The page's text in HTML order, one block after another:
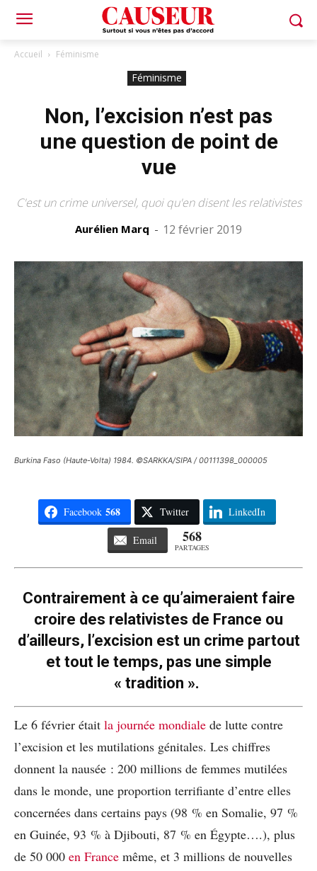
Accueil Féminisme
Féminisme
Non, l’excision n’est pas
une question de point de
vue
C'est un crime universel, quoi qu'en disent les relativistes
Aurélien Marq - 12 février 2019
Burkina Faso (Haute-Volta) 1984. ©SARKKA/SIPA / 00111398_000005
Facebook 568 Twitter LinkedIn
Email 568
PARTAGES
Contrairement à ce qu’aimeraient faire
croire des relativistes de France ou
d’ailleurs, l’excision est un crime partout
et tout le temps, pas une simple
« tradition ».
Le 6 février était la journée mondiale de lutte contre
l’excision et les mutilations génitales. Les chiffres
donnent la nausée : 200 millions de femmes mutilées
dans le monde, une proportion terrifiante d’entre elles
concernées dans certains pays (98 % en Somalie, 97 %
en Guinée, 93 % à Djibouti, 87 % en Égypte….), plus
de 50 000 en France même, et 3 millions de nouvelles